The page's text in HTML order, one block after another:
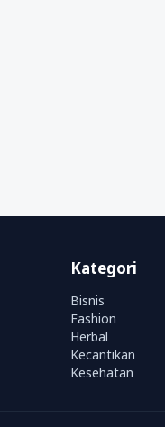
Kategori
Bisnis
Fashion
Herbal
Kecantikan
Kesehatan